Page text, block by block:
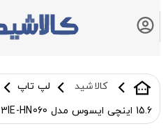
کالاشید لپ تاپ
15.6 اینچی ایسوس مدل ROG Strix G513IE-HN060